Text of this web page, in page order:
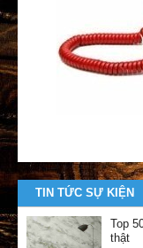
TIN TỨC SỰ KIỆN
Top
thật